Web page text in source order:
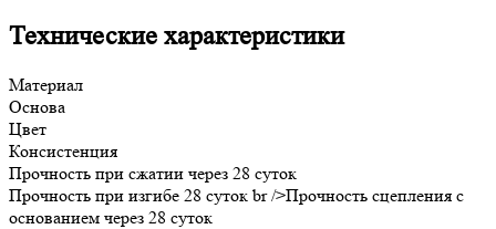
Технические характеристики
Материал
Основа
Цвет
Консистенция
Прочность при сжатии через 28 суток
Прочность при изгибе 28 суток br />Прочность сцепления с
основанием через 28 суток